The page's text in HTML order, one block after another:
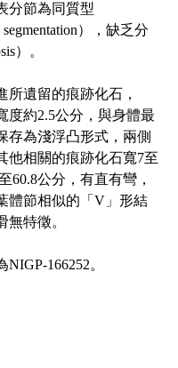
分節為同質型
segmentation），缺乏分
）。
所遺留的痕跡化石，
度約2.5公分，與身體最
存為淺浮凸形式，兩側
他相關的痕跡化石寬7至
60.8公分，有直有彎，
體節相似的「V」形結
無特徵。
166252。